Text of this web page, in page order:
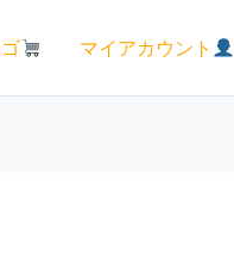
マイアカウント